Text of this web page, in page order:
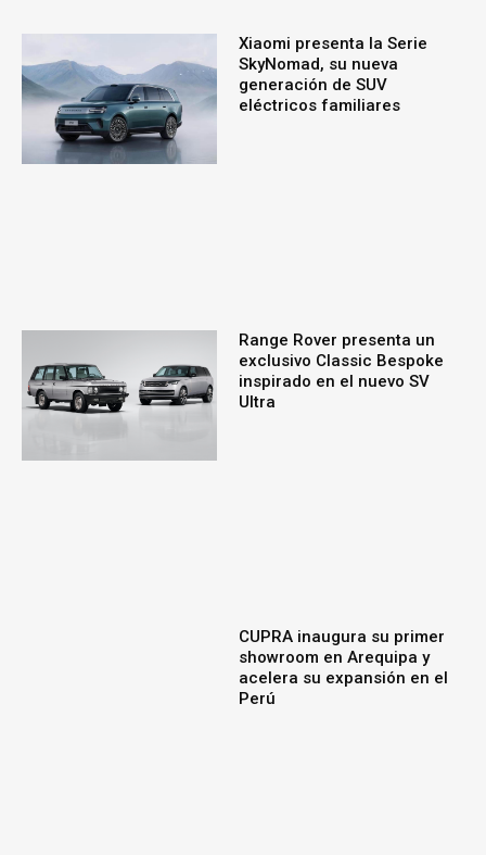
Xiaomi presenta la Serie
SkyNomad, su nueva
generación de SUV
eléctricos familiares
Range Rover presenta un
exclusivo Classic Bespoke
inspirado en el nuevo SV
Ultra
CUPRA inaugura su primer
showroom en Arequipa y
acelera su expansión en el
Perú